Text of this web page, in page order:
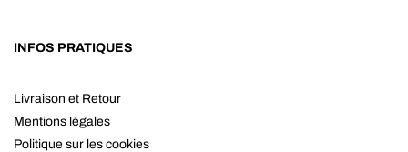
INFOS PRATIQUES
Livraison et Retour
Mentions légales
Politique sur les cookies